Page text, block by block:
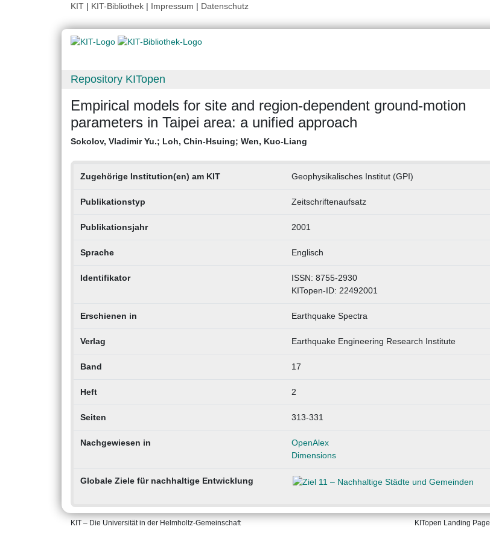
KIT | KIT-Bibliothek | Impressum | Datenschutz
Repository KITopen
Empirical models for site and region-dependent ground-motion
parameters in Taipei area: a unified approach
Sokolov, Vladimir Yu.; Loh, Chin-Hsuing; Wen, Kuo-Liang
Zugehörige Institution(en) am KIT Geophysikalisches Institut (GPI)
Publikationstyp Zeitschriftenaufsatz
Publikationsjahr 2001
Sprache Englisch
Identifikator
ISSN: 8755-2930
KITopen-ID: 22492001
Erschienen in Earthquake Spectra
Verlag Earthquake Engineering Research Institute
Band 17
Heft 2
Seiten 313-331
Nachgewiesen in
OpenAlex
Dimensions
Globale Ziele für nachhaltige Entwicklung
KIT – Die Universität in der Helmholtz-Gemeinschaft KITopen Landing Page